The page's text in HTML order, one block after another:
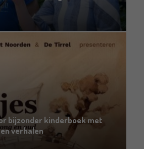
bijzonder kinderboek met
verhalen